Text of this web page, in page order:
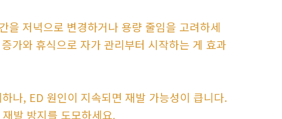
을 저녁으로 변경하거나 용량 줄임을 고려하세
가와 휴식으로 자가 관리부터 시작하는 게 효과
나, ED 원인이 지속되면 재발 가능성이 큽니다.
발 방지를 도모하세요.